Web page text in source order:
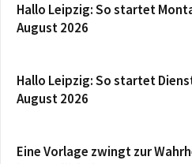
Hallo Leipzig: So startet
August 2026
Hallo Leipzig: So startet
August 2026
Eine Vorlage zwingt zur